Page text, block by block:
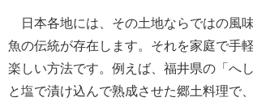
日本各地には、その土地ならではの風
魚の伝統が存在します。それを家庭で手
楽しい方法です。例えば、福井県の「へ
と塩で漬け込んで熟成させた郷土料理で